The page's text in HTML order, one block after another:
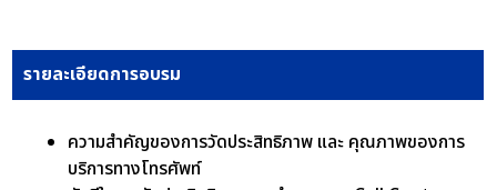
รายละเอียดการอบรม
ความสำคัญของการวัดประสิทธิภาพ และ คุณภาพของการ
บริการทางโทรศัพท์